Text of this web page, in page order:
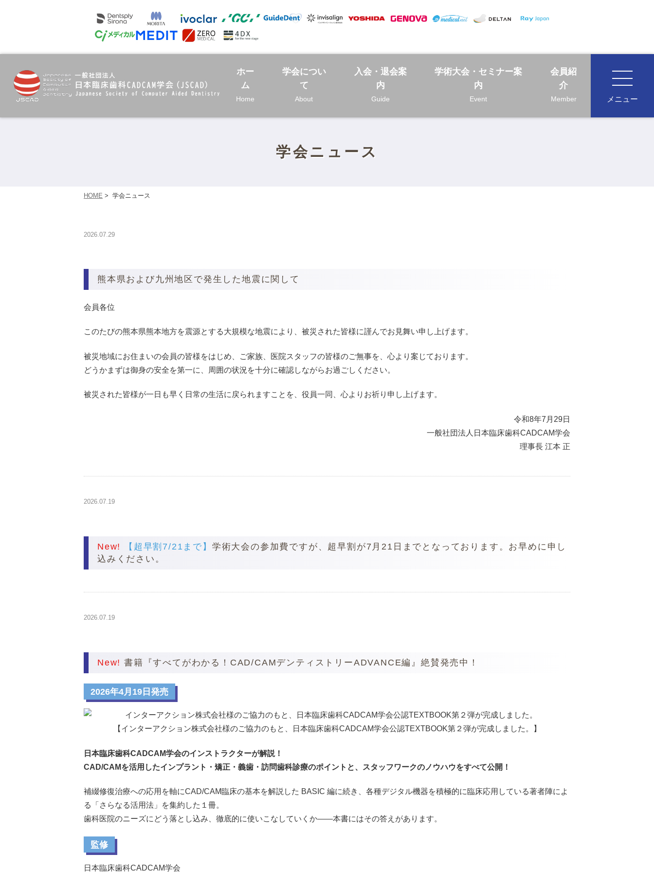
ホー
ム
Home
学会につい
て
About
入会・退会案
内
Guide
学術大会・セミナー案
内
Event
会員紹
介
Member メニュー
学会ニュース
HOME > 学会ニュース
2026.07.29
熊本県および九州地区で発生した地震に関して
会員各位
このたびの熊本県熊本地方を震源とする大規模な地震により、被災された皆様に謹んでお見舞い申し上げます。
被災地域にお住まいの会員の皆様をはじめ、ご家族、医院スタッフの皆様のご無事を、心より案じております。
どうかまずは御身の安全を第一に、周囲の状況を十分に確認しながらお過ごしください。
被災された皆様が一日も早く日常の生活に戻られますことを、役員一同、心よりお祈り申し上げます。
令和8年7月29日
一般社団法人日本臨床歯科CADCAM学会
理事長 江本 正
2026.07.19
New! 【超早割7/21まで】 学術大会の参加費ですが、超早割が7月21日までとなっております。お早めに申し
込みください。
2026.07.19
New! 書籍『すべてがわかる！CAD/CAMデンティストリーADVANCE編』絶賛発売中！
2026年4月19日発売
【インターアクション株式会社様のご協力のもと、日本臨床歯科CADCAM学会公認TEXTBOOK第２弾が完成しました。】
日本臨床歯科CADCAM学会のインストラクターが解説！
CAD/CAMを活用したインプラント・矯正・義歯・訪問歯科診療のポイントと、スタッフワークのノウハウをすべて公開！
補綴修復治療への応用を軸にCAD/CAM臨床の基本を解説した BASIC 編に続き、各種デジタル機器を積極的に臨床応用している著者陣によ
る「さらなる活用法」を集約した１冊。
歯科医院のニーズにどう落とし込み、徹底的に使いこなしていくか――本書にはその答えがあります。
監修
日本臨床歯科CADCAM学会